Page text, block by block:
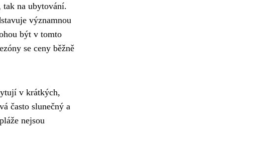
tak na ubytování.
významnou
být v tomto
se ceny běžně
v krátkých,
často slunečný a
nejsou